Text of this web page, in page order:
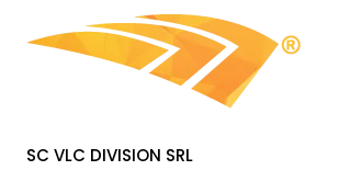
SC VLC DIVISION SRL